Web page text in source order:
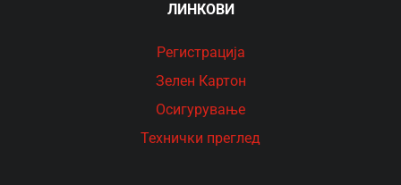
ЛИНКОВИ
Рeгистрација
Зелен Картон
Осигурување
Технички преглед